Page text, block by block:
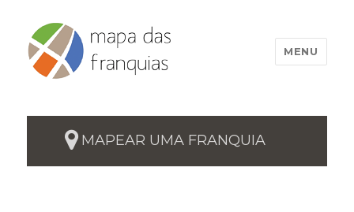
MENU
MAPEAR UMA FRANQUIA